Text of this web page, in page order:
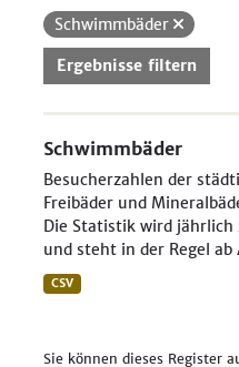
Schwimmbäder
Ergebnisse filtern
Schwimmbäder
Besucherzahlen der
Freibäder und
Die Statistik wird jährlich
und steht in der Regel ab
CSV
Sie können dieses Register